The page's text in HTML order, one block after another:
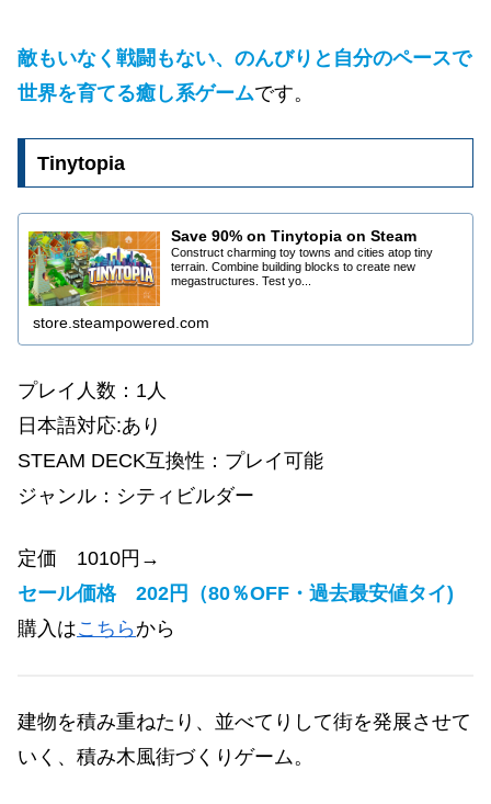
敵もいなく戦闘もない、のんびりと自分のペースで
世界を育てる癒し系ゲームです。
Tinytopia
Save 90% on Tinytopia on Steam
Construct charming toy towns and cities atop tiny
terrain. Combine building blocks to create new
megastructures. Test yo...
store.steampowered.com
プレイ人数：1人
日本語対応:あり
STEAM DECK互換性： プレイ可能
ジャンル： シティビルダー
定価 1010円→
セール価格 202円（80％OFF・過去最安値タイ)
購入はこちらから
建物を積み重ねたり、並べてりして街を発展させて
いく、積み木風街づくりゲーム。